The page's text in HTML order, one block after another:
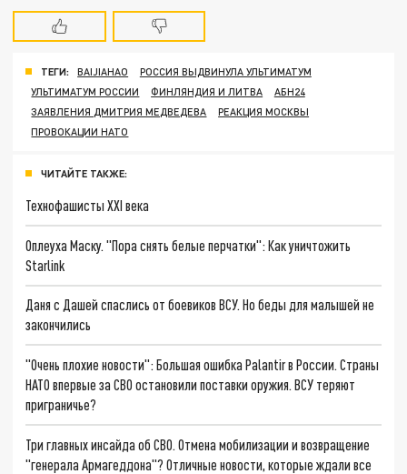
ТЕГИ: BAIJIAHAO
РОССИЯ ВЫДВИНУЛА УЛЬТИМАТУМ
УЛЬТИМАТУМ РОССИИ
ФИНЛЯНДИЯ И ЛИТВА
АБН24
ЗАЯВЛЕНИЯ ДМИТРИЯ МЕДВЕДЕВА
РЕАКЦИЯ МОСКВЫ
ПРОВОКАЦИИ НАТО
ЧИТАЙТЕ ТАКЖЕ:
Технофашисты XXI века
Оплеуха Маску. "Пора снять белые перчатки": Как уничтожить
Starlink
Даня с Дашей спаслись от боевиков ВСУ. Но беды для малышей не
закончились
"Очень плохие новости": Большая ошибка Palantir в России. Страны
НАТО впервые за СВО остановили поставки оружия. ВСУ теряют
приграничье?
Три главных инсайда об СВО. Отмена мобилизации и возвращение
"генерала Армагеддона"? Отличные новости, которые ждали все